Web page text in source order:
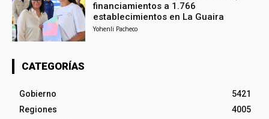
financiamientos a 1.766
establecimientos en La Guaira
Yohenli Pacheco
CATEGORÍAS
Gobierno
5421
Regiones
4005